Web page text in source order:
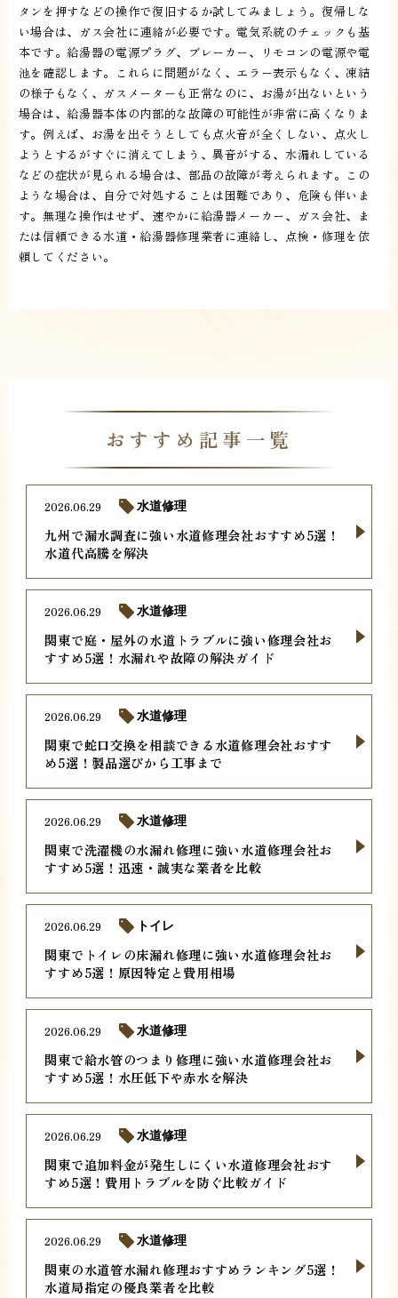
タンを押すなどの操作で復旧するか試してみましょう。復帰しな
い場合は、ガス会社に連絡が必要です。電気系統のチェックも基
本です。給湯器の電源プラグ、ブレーカー、リモコンの電源や電
池を確認します。これらに問題がなく、エラー表示もなく、凍結
の様子もなく、ガスメーターも正常なのに、お湯が出ないという
場合は、給湯器本体の内部的な故障の可能性が非常に高くなりま
す。例えば、お湯を出そうとしても点火音が全くしない、点火し
ようとするがすぐに消えてしまう、異音がする、水漏れしている
などの症状が見られる場合は、部品の故障が考えられます。この
ような場合は、自分で対処することは困難であり、危険も伴いま
す。無理な操作はせず、速やかに給湯器メーカー、ガス会社、ま
たは信頼できる水道・給湯器修理業者に連絡し、点検・修理を依
頼してください。
おすすめ記事一覧
九州で漏水調査に強い水道修理会社おすすめ5選！
水道代高騰を解決
2026.06.29 水道修理
関東で庭・屋外の水道トラブルに強い修理会社お
すすめ5選！水漏れや故障の解決ガイド
2026.06.29 水道修理
関東で蛇口交換を相談できる水道修理会社おすす
め5選！製品選びから工事まで
2026.06.29 水道修理
関東で洗濯機の水漏れ修理に強い水道修理会社お
すすめ5選！迅速・誠実な業者を比較
2026.06.29 水道修理
関東でトイレの床漏れ修理に強い水道修理会社お
すすめ5選！原因特定と費用相場
2026.06.29 トイレ
関東で給水管のつまり修理に強い水道修理会社お
すすめ5選！水圧低下や赤水を解決
2026.06.29 水道修理
関東で追加料金が発生しにくい水道修理会社おす
すめ5選！費用トラブルを防ぐ比較ガイド
2026.06.29 水道修理
関東の水道管水漏れ修理おすすめランキング5選！
水道局指定の優良業者を比較
2026.06.29 水道修理